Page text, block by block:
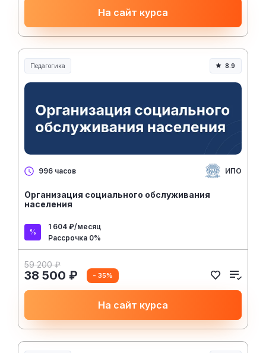
На сайт курса
Педагогика
Образование и педагогика
8.9
996 часов ИПО
Организация социального обслуживания
населения
1 604 ₽/месяц
Рассрочка 0%
59 200 ₽
38 500 ₽ - 35%
На сайт курса